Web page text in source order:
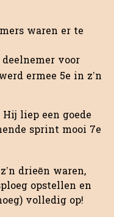
waren er te
voor
ermee 5e in z’n
liep een goede
sprint mooi 7e
drieën waren,
opstellen en
volledig op!